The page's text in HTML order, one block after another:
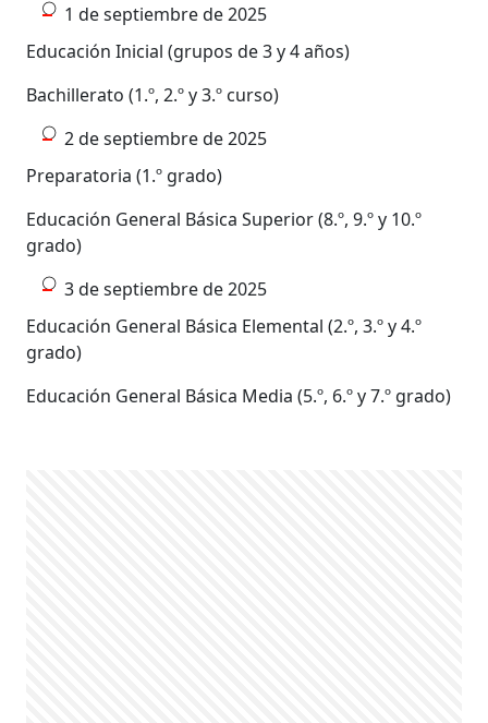
1 de septiembre de 2025
Educación Inicial (grupos de 3 y 4 años)
Bachillerato (1.º, 2.º y 3.º curso)
2 de septiembre de 2025
Preparatoria (1.º grado)
Educación General Básica Superior (8.º, 9.º y 10.º
grado)
3 de septiembre de 2025
Educación General Básica Elemental (2.º, 3.º y 4.º
grado)
Educación General Básica Media (5.º, 6.º y 7.º grado)